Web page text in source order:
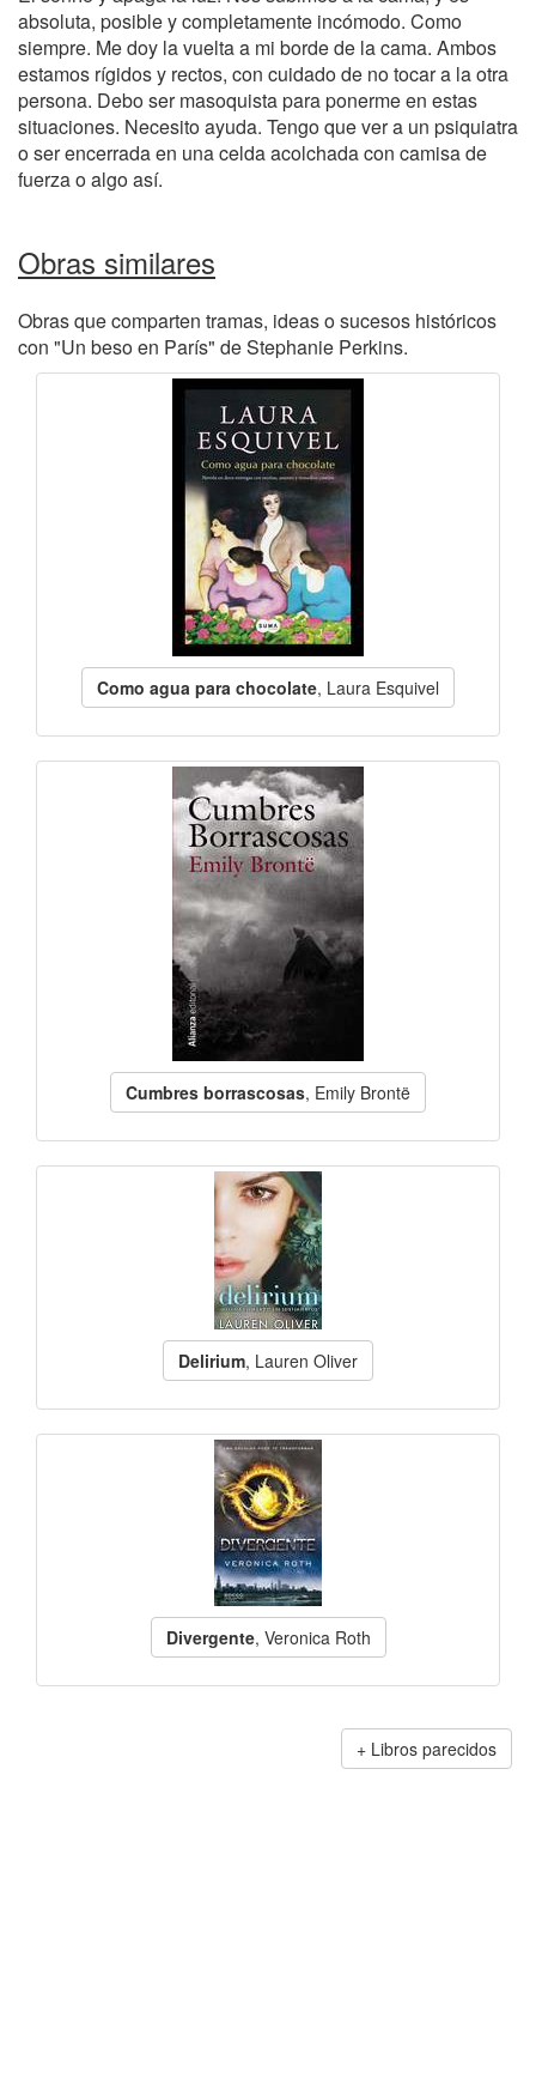
absoluta, posible y completamente incómodo. Como
siempre. Me doy la vuelta a mi borde de la cama. Ambos
estamos rígidos y rectos, con cuidado de no tocar a la otra
persona. Debo ser masoquista para ponerme en estas
situaciones. Necesito ayuda. Tengo que ver a un psiquiatra
o ser encerrada en una celda acolchada con camisa de
fuerza o algo así.
Obras similares
Obras que comparten tramas, ideas o sucesos históricos
con "Un beso en París" de Stephanie Perkins.
Como agua para chocolate, Laura Esquivel
Cumbres borrascosas, Emily Brontë
Delirium, Lauren Oliver
Divergente, Veronica Roth
Libros parecidos